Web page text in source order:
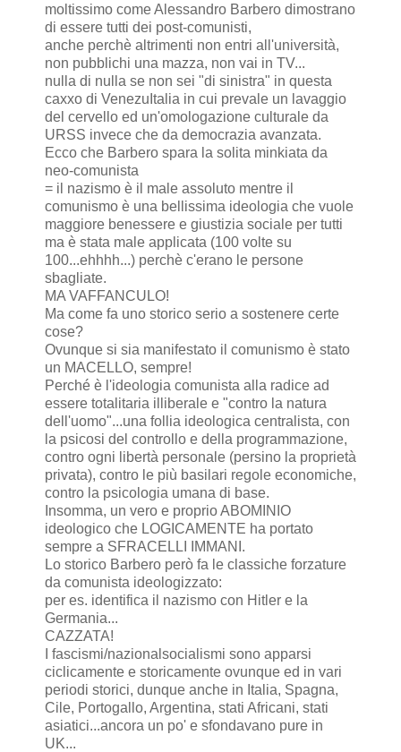
moltissimo come Alessandro Barbero dimostrano
di essere tutti dei post-comunisti,
anche perchè altrimenti non entri all'università,
non pubblichi una mazza, non vai in TV...
nulla di nulla se non sei "di sinistra" in questa
caxxo di VenezuItalia in cui prevale un lavaggio
del cervello ed un'omologazione culturale da
URSS invece che da democrazia avanzata.
Ecco che Barbero spara la solita minkiata da
neo-comunista
= il nazismo è il male assoluto mentre il
comunismo è una bellissima ideologia che vuole
maggiore benessere e giustizia sociale per tutti
ma è stata male applicata (100 volte su
100...ehhhh...) perchè c'erano le persone
sbagliate.
MA VAFFANCULO!
Ma come fa uno storico serio a sostenere certe
cose?
Ovunque si sia manifestato il comunismo è stato
un MACELLO, sempre!
Perché è l'ideologia comunista alla radice ad
essere totalitaria illiberale e "contro la natura
dell'uomo"...una follia ideologica centralista, con
la psicosi del controllo e della programmazione,
contro ogni libertà personale (persino la proprietà
privata), contro le più basilari regole economiche,
contro la psicologia umana di base.
Insomma, un vero e proprio ABOMINIO
ideologico che LOGICAMENTE ha portato
sempre a SFRACELLI IMMANI.
Lo storico Barbero però fa le classiche forzature
da comunista ideologizzato:
per es. identifica il nazismo con Hitler e la
Germania...
CAZZATA!
I fascismi/nazionalsocialismi sono apparsi
ciclicamente e storicamente ovunque ed in vari
periodi storici, dunque anche in Italia, Spagna,
Cile, Portogallo, Argentina, stati Africani, stati
asiatici...ancora un po' e sfondavano pure in
UK...